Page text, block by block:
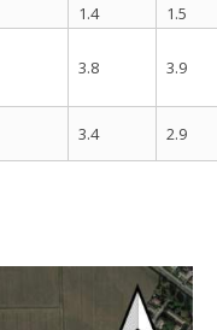
1.4
1.5
3.8 3.9
3.4 2.9